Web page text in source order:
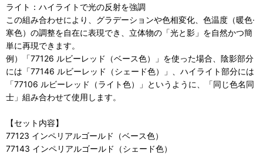
ライト：ハイライトで光の反射を強調
この組み合わせにより、グラデーションや色相変化、色温度（暖色·
寒色）の調整を自在に表現でき、立体物の「光と影」を自然かつ簡
単に再現できます。
例）「77126 ルビーレッド（ベース色）」を使った場合、陰影部分
には「77146 ルビーレッド（シェード色）」、ハイライト部分には
「77106 ルビーレッド（ライト色）」というように、「同じ色名同
士」組み合わせて使用します。
【セット内容】
77123 インペリアルゴールド（ベース色）
77143 インペリアルゴールド（シェード色）